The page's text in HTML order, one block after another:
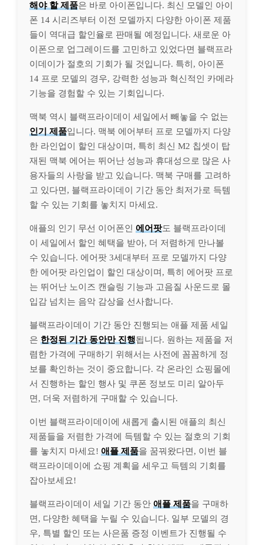
해야 할 제품은 바로 아이폰입니다. 최신 모델인 아이
폰 14 시리즈부터 이전 모델까지 다양한 아이폰 제품
들이 역대급 할인율로 판매될 예정입니다. 새로운 아
이폰으로 업그레이드를 고민하고 있었다면 블랙프라
이데이가 절호의 기회가 될 것입니다. 특히, 아이폰
14 프로 모델의 경우, 강력한 성능과 혁신적인 카메라
기능을 경험할 수 있는 기회입니다.
맥북 역시 블랙프라이데이 세일에서 빼놓을 수 없는
인기 제품입니다. 맥북 에어부터 프로 모델까지 다양
한 라인업이 할인 대상이며, 특히 최신 M2 칩셋이 탑
재된 맥북 에어는 뛰어난 성능과 휴대성으로 많은 사
용자들의 사랑을 받고 있습니다. 맥북 구매를 고려하
고 있다면, 블랙프라이데이 기간 동안 최저가로 득템
할 수 있는 기회를 놓치지 마세요.
애플의 인기 무선 이어폰인 에어팟도 블랙프라이데
이 세일에서 할인 혜택을 받아, 더 저렴하게 만나볼
수 있습니다. 에어팟 3세대부터 프로 모델까지 다양
한 에어팟 라인업이 할인 대상이며, 특히 에어팟 프로
는 뛰어난 노이즈 캔슬링 기능과 고음질 사운드로 몰
입감 넘치는 음악 감상을 선사합니다.
블랙프라이데이 기간 동안 진행되는 애플 제품 세일
은 한정된 기간 동안만 진행됩니다. 원하는 제품을 저
렴한 가격에 구매하기 위해서는 사전에 꼼꼼하게 정
보를 확인하는 것이 중요합니다. 각 온라인 쇼핑몰에
서 진행하는 할인 행사 및 쿠폰 정보도 미리 알아두
면, 더욱 저렴하게 구매할 수 있습니다.
이번 블랙프라이데이에 새롭게 출시된 애플의 최신
제품들을 저렴한 가격에 득템할 수 있는 절호의 기회
를 놓치지 마세요! 애플 제품을 꿈꿔왔다면, 이번 블
랙프라이데이에 쇼핑 계획을 세우고 득템의 기회를
잡아보세요!
블랙프라이데이 세일 기간 동안 애플 제품을 구매하
면, 다양한 혜택을 누릴 수 있습니다. 일부 모델의 경
우, 특별 할인 또는 사은품 증정 이벤트가 진행될 수